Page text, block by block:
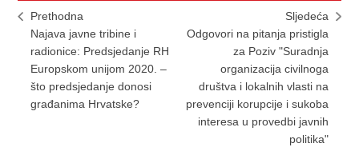
Prethodna
Najava javne tribine i
radionice: Predsjedanje RH
Europskom unijom 2020. –
što predsjedanje donosi
građanima Hrvatske?
Sljedeća
Odgovori na pitanja pristigla
za Poziv "Suradnja
organizacija civilnoga
društva i lokalnih vlasti na
prevenciji korupcije i sukoba
interesa u provedbi javnih
politika"